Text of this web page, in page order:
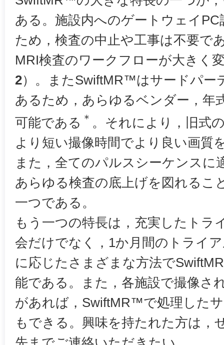
ある。施設内へのゲートウェイ
ため，検査の中止や工事は不要で
MRI検査のワークフローが大きく
2）。またSwiftMR™はサードパー
あるため，あらゆるベンダー，年
可能である ＊ 。それにより，旧式
より短い撮像時間でより良い画質
また，全てのパルスシーケンスに
あらゆる検査の底上げを図れるこ
一つである。
もう一つの特長は，充実したトラ
会だけでなく，1か月間のトライ
に応じたさまざまな方法で
能である。また，各施設で撮像さ
があれば，SwiftMR™で処理した
もできる。興味を持たれた方は，